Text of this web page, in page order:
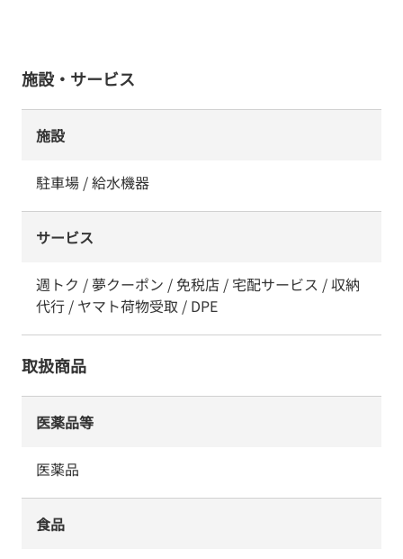
施設・サービス
施設
駐車場 / 給水機器
サービス
週トク / 夢クーポン / 免税店 / 宅配サービス / 収納
代行 / ヤマト荷物受取 / DPE
取扱商品
医薬品等
医薬品
食品